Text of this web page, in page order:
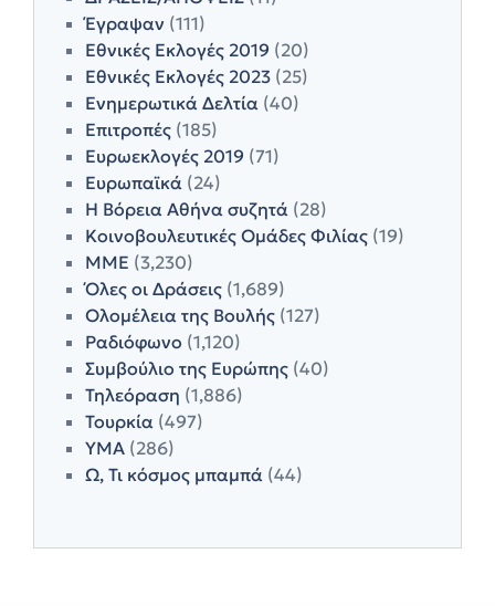
Έγραψαν (111)
Εθνικές Εκλογές 2019 (20)
Εθνικές Εκλογές 2023 (25)
Ενημερωτικά Δελτία (40)
Επιτροπές (185)
Ευρωεκλογές 2019 (71)
Ευρωπαϊκά (24)
Η Βόρεια Αθήνα συζητά (28)
Κοινοβουλευτικές Ομάδες Φιλίας (19)
ΜΜΕ (3,230)
Όλες οι Δράσεις (1,689)
Ολομέλεια της Βουλής (127)
Ραδιόφωνο (1,120)
Συμβούλιο της Ευρώπης (40)
Τηλεόραση (1,886)
Τουρκία (497)
ΥΜΑ (286)
Ω, Τι κόσμος μπαμπά (44)